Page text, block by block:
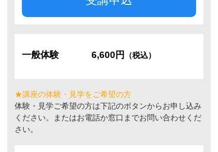
一般体験 6,600円 （税込）
★講座の体験・見学をご希望の方
体験・見学ご希望の方は下記のボタンからお申し込み
ください。またはお電話か窓口までお問い合わせくだ
さい。